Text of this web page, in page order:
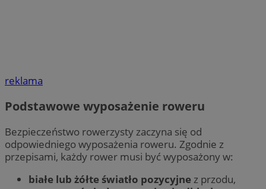
reklama
Podstawowe wyposażenie roweru
Bezpieczeństwo rowerzysty zaczyna się od
odpowiedniego wyposażenia roweru. Zgodnie z
przepisami, każdy rower musi być wyposażony w:
białe lub żółte światło pozycyjnez przodu,